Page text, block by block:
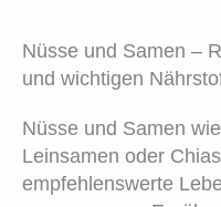
Nüsse und Samen –
und wichtigen
Nüsse und Samen
Leinsamen oder
empfehlenswerte